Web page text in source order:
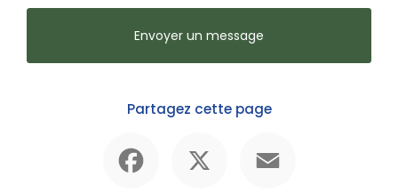
Envoyer un message
Partagez cette page